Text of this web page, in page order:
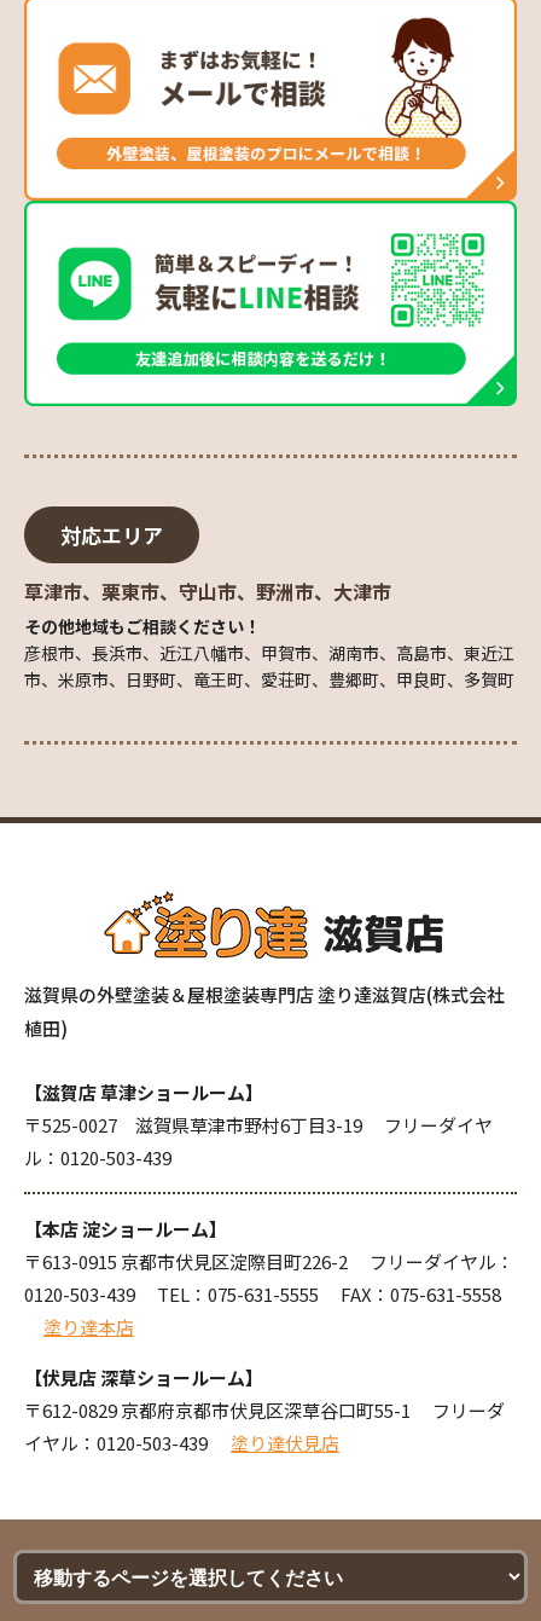
対応エリア
草津市、栗東市、守山市、野洲市、大津市
その他地域もご相談ください！
彦根市、長浜市、近江八幡市、甲賀市、湖南市、高島市、東近江
市、米原市、日野町、竜王町、愛荘町、豊郷町、甲良町、多賀町
滋賀県の外壁塗装＆屋根塗装専門店 塗り達滋賀店(株式会社
植田)
【滋賀店 草津ショールーム】
〒525-0027 滋賀県草津市野村6丁目3-19 フリーダイヤ
ル： 0120-503-439
【本店 淀ショールーム】
〒613-0915 京都市伏見区淀際目町226-2 フリーダイヤル：
0120-503-439 TEL： 075-631-5555 FAX：075-631-5558
塗り達本店
【伏見店 深草ショールーム】
〒612-0829 京都府京都市伏見区深草谷口町55-1 フリーダ
イヤル： 0120-503-439 塗り達伏見店